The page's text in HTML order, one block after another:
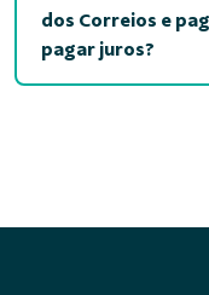
dos Correios e
pagar juros?